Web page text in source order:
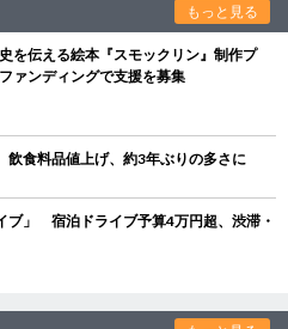
もっと見る
を伝える絵本『スモックリン』制作プ
ァンディングで支援を募集
食料品値上げ、約3年ぶりの多さに
ブ」 宿泊ドライブ予算4万円超、渋滞・